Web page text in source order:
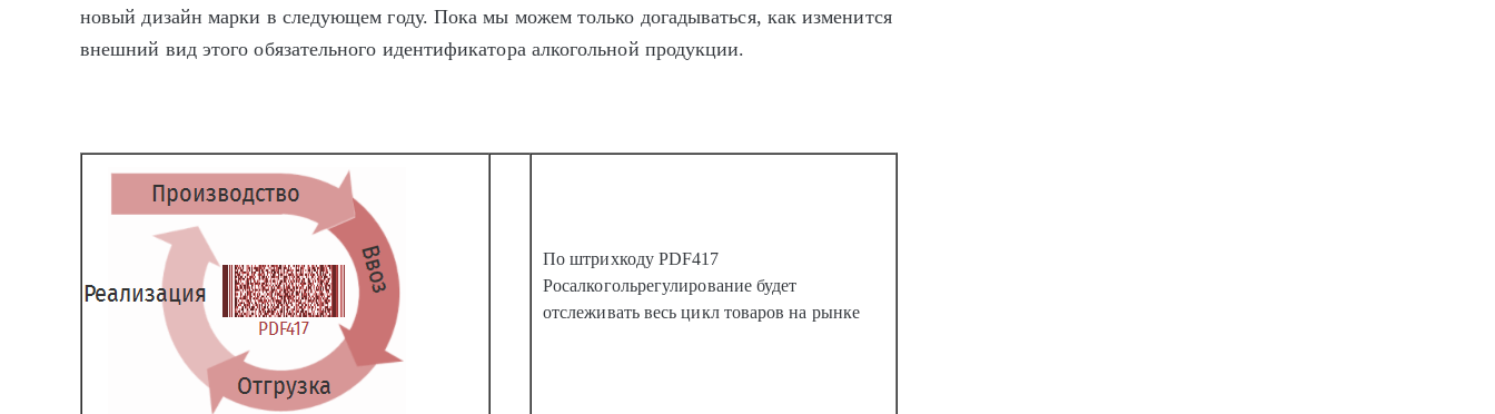
новый дизайн марки в следующем году. Пока мы можем только догадываться, как изменится
внешний вид этого обязательного идентификатора алкогольной продукции.
По штрихкоду PDF417
Росалкогольрегулирование будет
отслеживать весь цикл товаров на рынке